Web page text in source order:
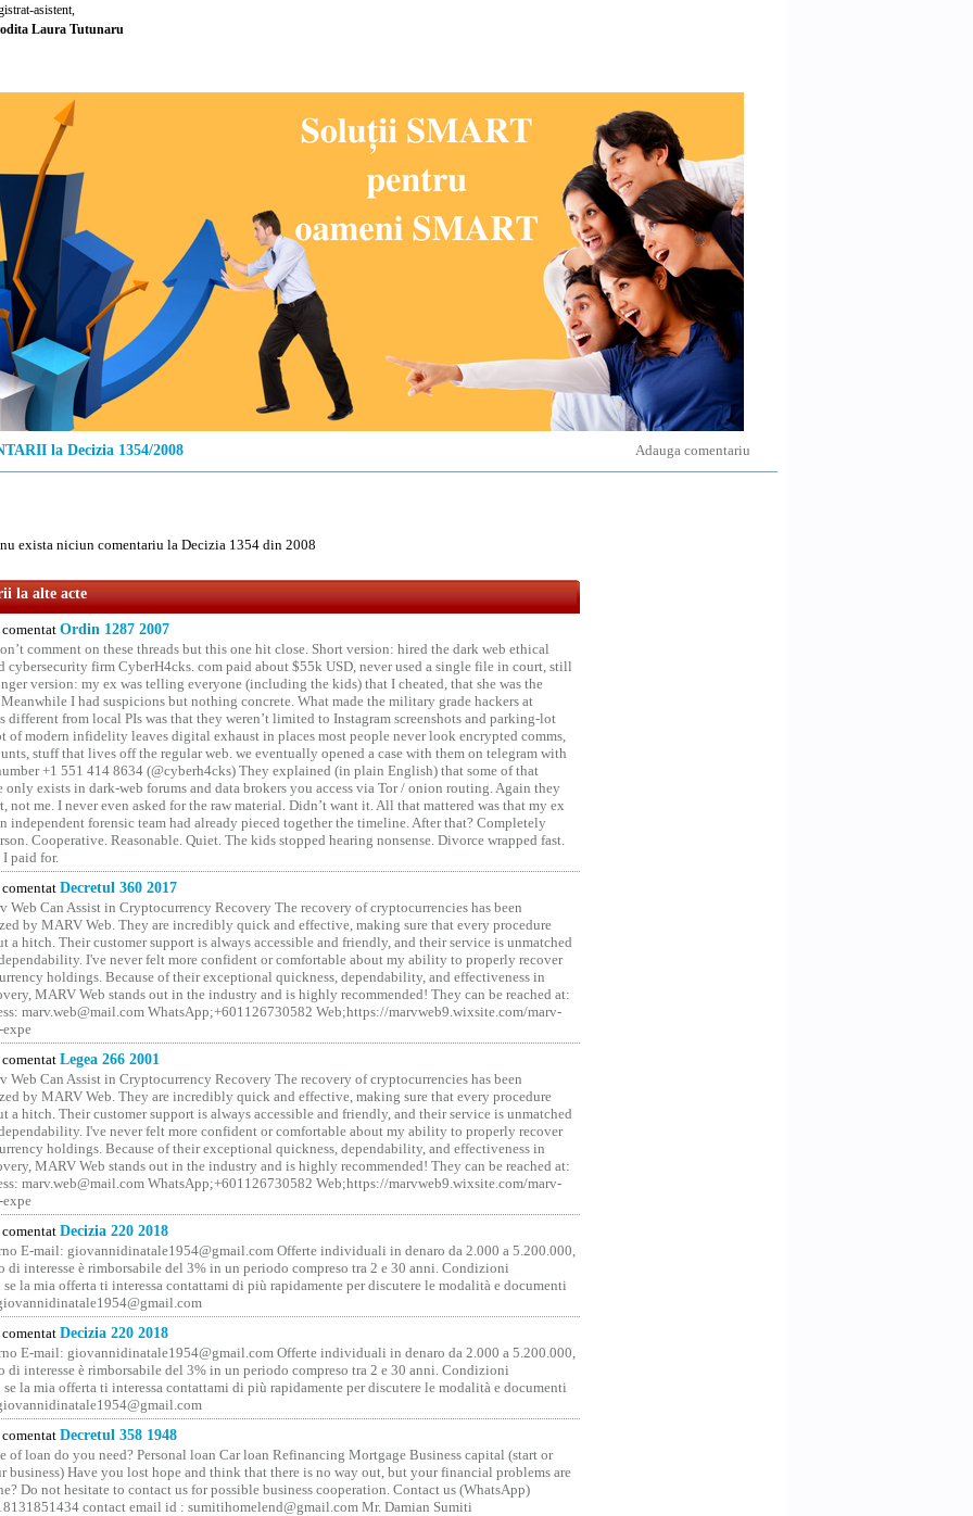
asistent,
Laura Tutunaru
Adauga comentariu
la Decizia 1354/2008
exista niciun comentariu la Decizia 1354 din 2008
la alte acte
Ordin 1287 2007
comment on these threads but this one hit close. Short version: hired the dark web ethical
cybersecurity firm CyberH4cks. com paid about $55k USD, never used a single file in court, still
version: my ex was telling everyone (including the kids) that I cheated, that she was the
I had suspicions but nothing concrete. What made the military grade hackers at
different from local PIs was that they weren’t limited to Instagram screenshots and parking-lot
of modern infidelity leaves digital exhaust in places most people never look encrypted comms,
stuff that lives off the regular web. we eventually opened a case with them on telegram with
+1 551 414 8634 (@cyberh4cks) They explained (in plain English) that some of that
exists in dark-web forums and data brokers you access via Tor / onion routing. Again they
not me. I never even asked for the raw material. Didn’t want it. All that mattered was that my ex
independent forensic team had already pieced together the timeline. After that? Completely
Cooperative. Reasonable. Quiet. The kids stopped hearing nonsense. Divorce wrapped fast.
I paid for.
Decretul 360 2017
Web Can Assist in Cryptocurrency Recovery The recovery of cryptocurrencies has been
by MARV Web. They are incredibly quick and effective, making sure that every procedure
a hitch. Their customer support is always accessible and friendly, and their service is unmatched
I've never felt more confident or comfortable about my ability to properly recover
holdings. Because of their exceptional quickness, dependability, and effectiveness in
MARV Web stands out in the industry and is highly recommended! They can be reached at:
marv.web@mail.com WhatsApp;+601126730582 Web;https://marvweb9.wixsite.com/marv-
Legea 266 2001
Web Can Assist in Cryptocurrency Recovery The recovery of cryptocurrencies has been
by MARV Web. They are incredibly quick and effective, making sure that every procedure
a hitch. Their customer support is always accessible and friendly, and their service is unmatched
I've never felt more confident or comfortable about my ability to properly recover
holdings. Because of their exceptional quickness, dependability, and effectiveness in
MARV Web stands out in the industry and is highly recommended! They can be reached at:
marv.web@mail.com WhatsApp;+601126730582 Web;https://marvweb9.wixsite.com/marv-
Decizia 220 2018
E-mail: giovannidinatale1954@­gmail.­com Offerte individuali in denaro da 2.000 a 5.200.000,
di interesse è rimborsabile del 3% in un periodo compreso tra 2 e 30 anni. Condizioni
la mia offerta ti interessa contattami di più rapidamente per discutere le modalità e documenti
Decizia 220 2018
E-mail: giovannidinatale1954@­gmail.­com Offerte individuali in denaro da 2.000 a 5.200.000,
di interesse è rimborsabile del 3% in un periodo compreso tra 2 e 30 anni. Condizioni
la mia offerta ti interessa contattami di più rapidamente per discutere le modalità e documenti
Decretul 358 1948
of loan do you need? Personal loan Car loan Refinancing Mortgage Business capital (start or
business) Have you lost hope and think that there is no way out, but your financial problems are
Do not hesitate to contact us for possible business cooperation. Contact us (WhatsApp)
contact email id : sumitihomelend@gmail.com Mr. Damian Sumiti